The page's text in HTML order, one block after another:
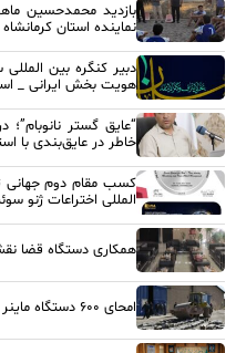
بازدید محمدحسین
نماینده استان
دبیر کنگره بین
هویت بخش ایرانی _
“عایق گستر
خاطر در عایق‌بندی با
کسب مقام دوم جهانی
المللی اختراعات ژنو
همکاری دستگاه قضا
امحای ۶۰۰ دستگاه ماینر غیرمجاز در استان مرکزی